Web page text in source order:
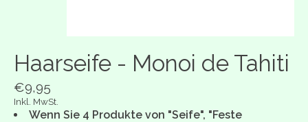
Haarseife - Monoi de Tahiti
€9,95
Inkl. MwSt.
Wenn Sie 4 Produkte von "Seife", "Feste